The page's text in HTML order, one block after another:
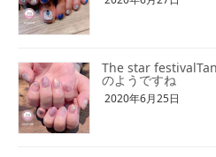
The star
のようですね
2020年6月25日